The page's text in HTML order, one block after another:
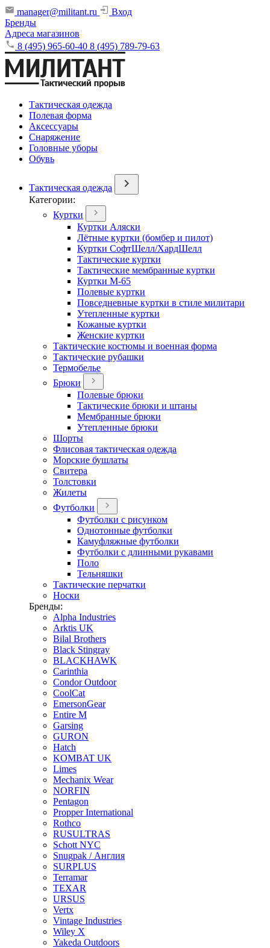
manager@militant.ru
Вход
Бренды
Адреса магазинов
8 (495) 965-60-40 8 (495) 789-79-63
Тактическая одежда
Полевая форма
Аксессуары
Снаряжение
Головные уборы
Обувь
Тактическая одежда
Категории:
Куртки
Куртки Аляски
Лётные куртки (бомбер и пилот)
Куртки СофтШелл/ХардШелл
Тактические куртки
Тактические мембранные куртки
Куртки М-65
Полевые куртки
Повседневные куртки в стиле милитари
Утепленные куртки
Кожаные куртки
Женские куртки
Тактические костюмы и военная форма
Тактические рубашки
Термобелье
Брюки
Полевые брюки
Тактические брюки и штаны
Мембранные брюки
Утепленные брюки
Шорты
Флисовая тактическая одежда
Морские бушлаты
Свитера
Толстовки
Жилеты
Футболки
Футболки с рисунком
Однотонные футболки
Камуфляжные футболки
Футболки с длинными рукавами
Поло
Тельняшки
Тактические перчатки
Носки
Бренды:
Alpha Industries
Arktis UK
Bilal Brothers
Black Stingray
BLACKHAWK
Carinthia
Condor Outdoor
CoolCat
EmersonGear
Entire M
Garsing
GURON
Hatch
KOMBAT UK
Limes
Mechanix Wear
NORFIN
Pentagon
Propper International
Rothco
RUSULTRAS
Schott NYC
Snugpak / Англия
SURPLUS
Terramar
TEXAR
URSUS
Vertx
Vintage Industries
Wiley X
Yakeda Outdoors